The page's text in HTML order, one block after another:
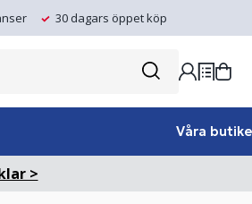
30 dagars öppet köp
Våra
>